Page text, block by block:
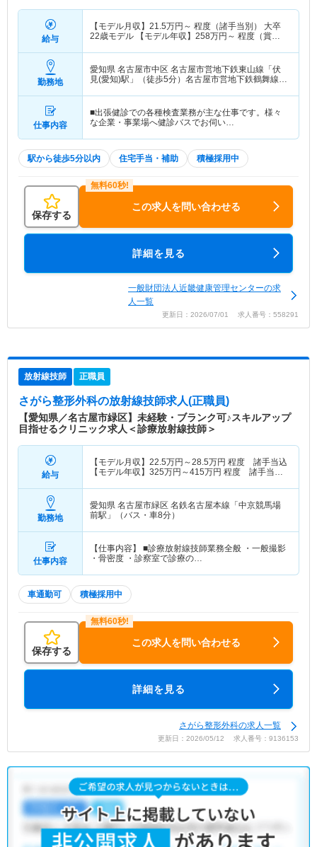
給与
【モデル月収】 21.5万円～ 程度（諸手当別） 大卒
22歳モデル 【モデル年収】 258万円～ 程度（賞与
勤務地
愛知県 名古屋市中区 名古屋市営地下鉄東山線「伏
見(愛知)駅」（徒歩5分）名古屋市営地下鉄鶴舞線
仕事内容
■出張健診での各種検査業務が主な仕事です。様々
な企業・事業場へ健診バスでお伺い…
駅から徒歩5分以内 住宅手当・補助 積極採用中
保存する
この求人を問い合わせる
詳細を見る
一般財団法人近畿健康管理センターの求
人一覧
更新日：2026/07/01 求人番号：558291
放射線技師 正職員
さがら整形外科の放射線技師求人(正職員)
【愛知県／名古屋市緑区】未経験・ブランク可♪スキルアップ
目指せるクリニック求人＜診療放射線技師＞
給与
【モデル月収】 22.5万円～28.5万円 程度 諸手当込
【モデル年収】 325万円～415万円 程度 諸手当・
勤務地
愛知県 名古屋市緑区 名鉄名古屋本線「中京競馬場
前駅」（バス・車8分）
仕事内容
【仕事内容】 ■診療放射線技師業務全般 ・一般撮影
・骨密度 ・診察室で診療の…
車通勤可 積極採用中
保存する
この求人を問い合わせる
詳細を見る
さがら整形外科の求人一覧
更新日：2026/05/12 求人番号：9136153